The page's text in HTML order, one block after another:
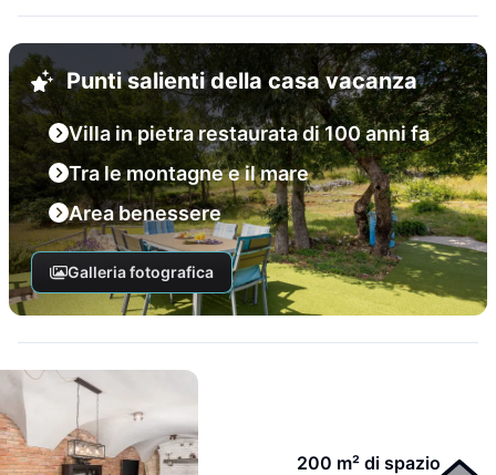
Punti salienti della casa vacanza
Villa in pietra restaurata di 100 anni fa
Tra le montagne e il mare
Area benessere
Galleria fotografica
200 m² di spazio